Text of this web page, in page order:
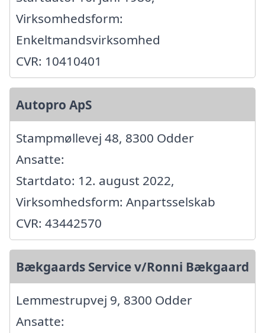
Virksomhedsform:
Enkeltmandsvirksomhed
CVR: 10410401
Autopro ApS
Stampmøllevej 48, 8300 Odder
Ansatte:
Startdato: 12. august 2022,
Virksomhedsform: Anpartsselskab
CVR: 43442570
Bækgaards Service v/Ronni Bækgaard
Lemmestrupvej 9, 8300 Odder
Ansatte: